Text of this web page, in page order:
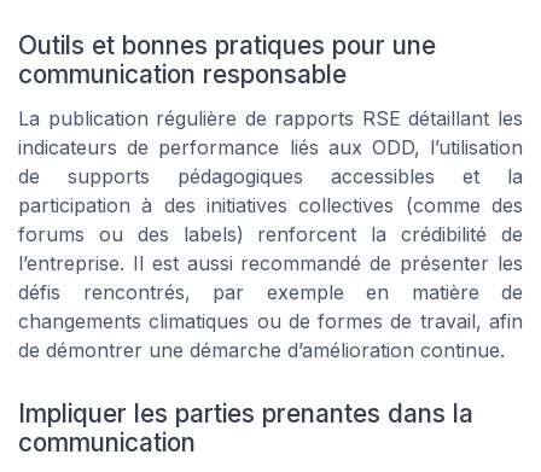
Outils et bonnes pratiques pour une
communication responsable
La publication régulière de rapports RSE détaillant les
indicateurs de performance liés aux ODD, l’utilisation
de supports pédagogiques accessibles et la
participation à des initiatives collectives (comme des
forums ou des labels) renforcent la crédibilité de
l’entreprise. Il est aussi recommandé de présenter les
défis rencontrés, par exemple en matière de
changements climatiques ou de formes de travail, afin
de démontrer une démarche d’amélioration continue.
Impliquer les parties prenantes dans la
communication